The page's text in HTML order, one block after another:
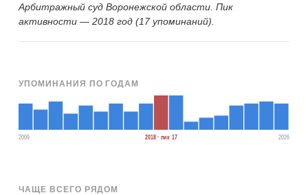
Арбитражный суд Воронежской области. Пик
активности — 2018 год (17 упоминаний).
УПОМИНАНИЯ ПО ГОДАМ
2009 2018 · пик 17 2026
ЧАЩЕ ВСЕГО РЯДОМ